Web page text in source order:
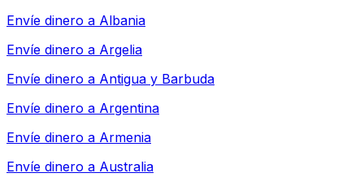
Envíe dinero a Albania
Envíe dinero a Argelia
Envíe dinero a Antigua y Barbuda
Envíe dinero a Argentina
Envíe dinero a Armenia
Envíe dinero a Australia